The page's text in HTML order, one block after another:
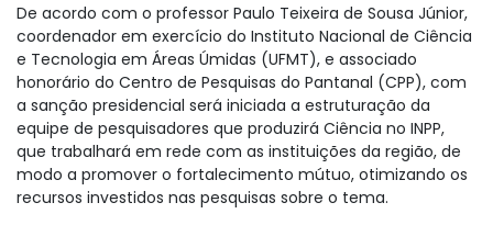
De acordo com o professor Paulo Teixeira de Sousa Júnior,
coordenador em exercício do Instituto Nacional de Ciência
e Tecnologia em Áreas Úmidas (UFMT), e associado
honorário do Centro de Pesquisas do Pantanal (CPP), com
a sanção presidencial será iniciada a estruturação da
equipe de pesquisadores que produzirá Ciência no INPP,
que trabalhará em rede com as instituições da região, de
modo a promover o fortalecimento mútuo, otimizando os
recursos investidos nas pesquisas sobre o tema.